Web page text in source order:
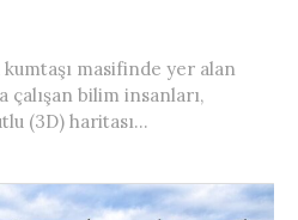
masifinde yer alan
çalışan bilim insanları,
(3D) haritası...